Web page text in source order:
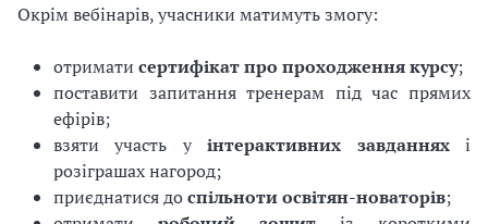
Окрім вебінарів, учасники матимуть змогу:
отримати сертифікат про проходження курсу;
поставити запитання тренерам під час прямих
ефірів;
взяти участь уінтерактивних завданняхі
розіграшах нагород;
приєднатися доспільноти освітян-новаторів;